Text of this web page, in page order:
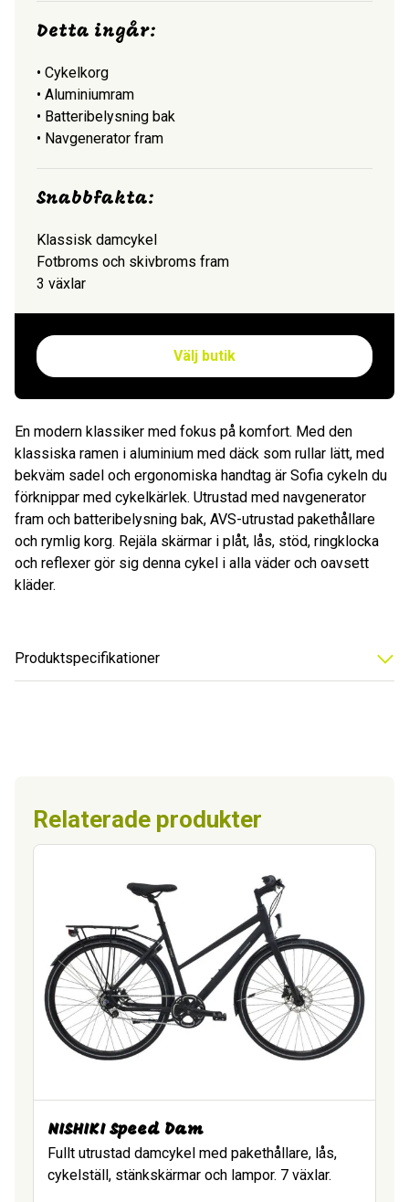
Detta ingår:
• Cykelkorg
• Aluminiumram
• Batteribelysning bak
• Navgenerator fram
Snabbfakta:
Klassisk damcykel
Fotbroms och skivbroms fram
3 växlar
Välj butik
En modern klassiker med fokus på komfort. Med den
klassiska ramen i aluminium med däck som rullar lätt, med
bekväm sadel och ergonomiska handtag är Sofia cykeln du
förknippar med cykelkärlek. Utrustad med navgenerator
fram och batteribelysning bak, AVS-utrustad pakethållare
och rymlig korg. Rejäla skärmar i plåt, lås, stöd, ringklocka
och reflexer gör sig denna cykel i alla väder och oavsett
kläder.
Produktspecifikationer
Relaterade produkter
NISHIKI Speed Dam
Fullt utrustad damcykel med pakethållare, lås,
cykelställ, stänkskärmar och lampor. 7 växlar.